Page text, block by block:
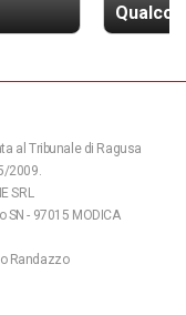
al Tribunale di Ragusa
2009.
SRL
SN - 97015 MODICA
Randazzo